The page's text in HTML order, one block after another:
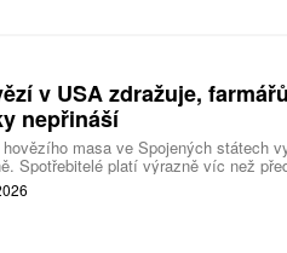
v USA zdražuje,
nepřináší
masa ve Spojených státech
Spotřebitelé platí výrazně víc než
farmářům, zpracovatelům ani
nedostatek dobytka a prudce rostoucí